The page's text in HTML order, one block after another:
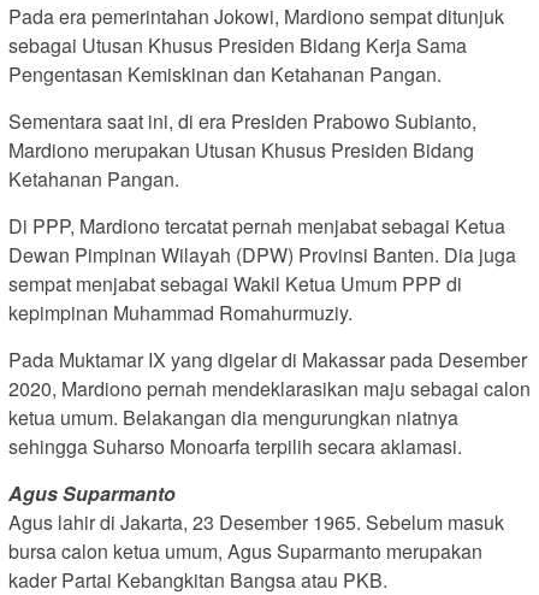
Pada era pemerintahan Jokowi, Mardiono sempat ditunjuk
sebagai Utusan Khusus Presiden Bidang Kerja Sama
Pengentasan Kemiskinan dan Ketahanan Pangan.
Sementara saat ini, di era Presiden Prabowo Subianto,
Mardiono merupakan Utusan Khusus Presiden Bidang
Ketahanan Pangan.
Di PPP, Mardiono tercatat pernah menjabat sebagai Ketua
Dewan Pimpinan Wilayah (DPW) Provinsi Banten. Dia juga
sempat menjabat sebagai Wakil Ketua Umum PPP di
kepimpinan Muhammad Romahurmuziy.
Pada Muktamar IX yang digelar di Makassar pada Desember
2020, Mardiono pernah mendeklarasikan maju sebagai calon
ketua umum. Belakangan dia mengurungkan niatnya
sehingga Suharso Monoarfa terpilih secara aklamasi.
Agus Suparmanto
Agus lahir di Jakarta, 23 Desember 1965. Sebelum masuk
bursa calon ketua umum, Agus Suparmanto merupakan
kader Partai Kebangkitan Bangsa atau PKB.